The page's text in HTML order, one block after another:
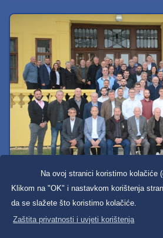
Na ovoj stranici koristimo kolačiće
Klikom na "OK" i nastavkom korištenja
da se slažete što koristimo kolačiće.
Zaštita privatnosti i uvjeti korištenja
Svi dobravski košarkaši